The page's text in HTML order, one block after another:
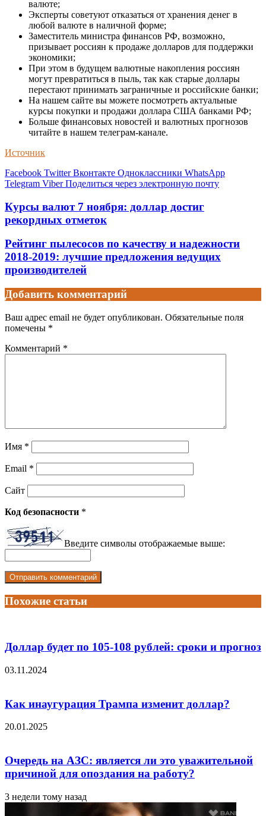
валюте;
Эксперты советуют отказаться от хранения денег в
любой валюте в наличной форме;
Заместитель министра финансов РФ, возможно,
призывает россиян к продаже долларов для поддержки
экономики;
При этом в будущем валютные накопления россиян
могут превратиться в пыль, так как старые доллары
перестают принимать заграничные и российские банки;
На нашем сайте вы можете посмотреть актуальные
курсы покупки и продажи доллара США банками РФ;
Больше финансовых новостей и валютных прогнозов
читайте в нашем телеграм-канале.
Источник
Facebook Twitter Вконтакте Одноклассники WhatsApp
Telegram Viber Поделиться через электронную почту
Курсы валют 7 ноября: доллар достиг
рекордных отметок
Рейтинг пылесосов по качеству и надежности
2018-2019: лучшие предложения ведущих
производителей
Добавить комментарий
Ваш адрес email не будет опубликован. Обязательные поля
помечены *
Комментарий *
Имя *
Email *
Сайт
Код безопасности *
Введите символы отображаемые выше:
Похожие статьи
Доллар будет по 105-108 рублей: сроки и прогноз
03.11.2024
Как инаугурация Трампа изменит доллар?
20.01.2025
Очередь на АЗС: является ли это уважительной
причиной для опоздания на работу?
3 недели тому назад